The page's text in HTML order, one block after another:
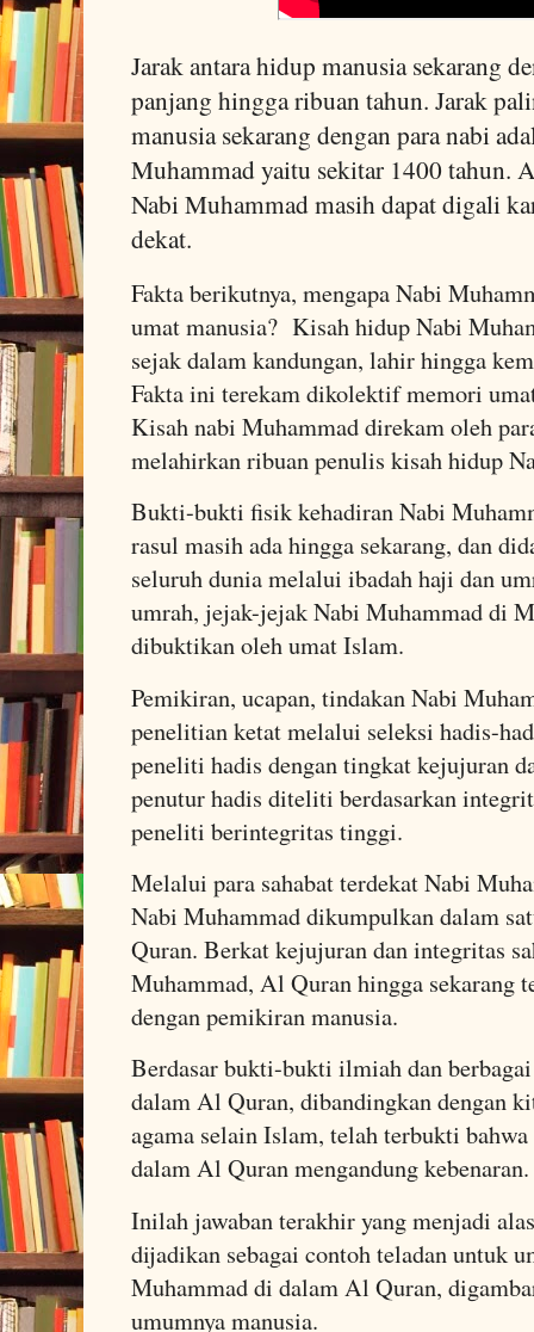
Jarak antara hidup manusia sekarang
panjang hingga ribuan tahun. Jarak
manusia sekarang dengan para nabi
Muhammad yaitu sekitar 1400 tahun.
Nabi Muhammad masih dapat digali
dekat.
Fakta berikutnya, mengapa Nabi
umat manusia? Kisah hidup Nabi
sejak dalam kandungan, lahir hingga
Fakta ini terekam dikolektif memori
Kisah nabi Muhammad direkam oleh
melahirkan ribuan penulis kisah hidup
Bukti-bukti fisik kehadiran Nabi
rasul masih ada hingga sekarang, dan
seluruh dunia melalui ibadah haji dan
umrah, jejak-jejak Nabi Muhammad di
dibuktikan oleh umat Islam.
Pemikiran, ucapan, tindakan Nabi
penelitian ketat melalui seleksi hadis-
peneliti hadis dengan tingkat kejujuran
penutur hadis diteliti berdasarkan
peneliti berintegritas tinggi.
Melalui para sahabat terdekat Nabi
Nabi Muhammad dikumpulkan dalam
Quran. Berkat kejujuran dan integritas
Muhammad, Al Quran hingga sekarang
dengan pemikiran manusia.
Berdasar bukti-bukti ilmiah dan
dalam Al Quran, dibandingkan dengan
agama selain Islam, telah terbukti
dalam Al Quran mengandung kebenaran.
Inilah jawaban terakhir yang menjadi
dijadikan sebagai contoh teladan untuk
Muhammad di dalam Al Quran,
umumnya manusia.